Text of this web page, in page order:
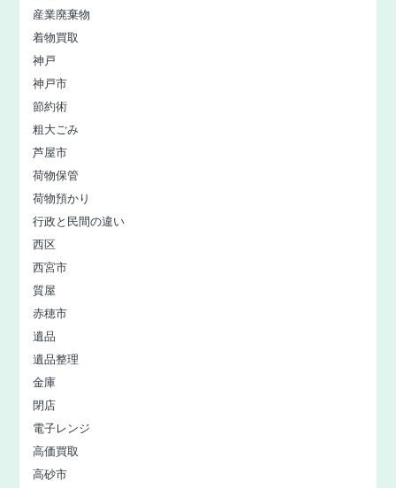
産業廃棄物
着物買取
神戸
神戸市
節約術
粗大ごみ
芦屋市
荷物保管
荷物預かり
行政と民間の違い
西区
西宮市
質屋
赤穂市
遺品
遺品整理
金庫
閉店
電子レンジ
高価買取
高砂市